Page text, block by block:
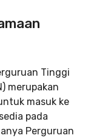
Tinggi
merupakan
masuk ke
pada
Perguruan